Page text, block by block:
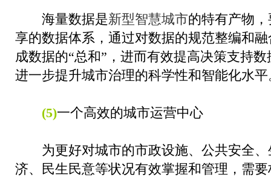
海量数据是新型智慧城市的特有产物
享的数据体系，通过对数据的规范整编和
成数据的“总和”，进而有效提高决策支持
进一步提升城市治理的科学性和智能化水平
(5)一个高效的城市运营中心
为更好对城市的市政设施、公共安全、
济、民生民意等状况有效掌握和管理，需